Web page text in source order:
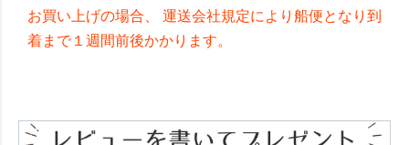
お買い上げの場合、 運送会社規定により船便となり到
着まで１週間前後かかります。